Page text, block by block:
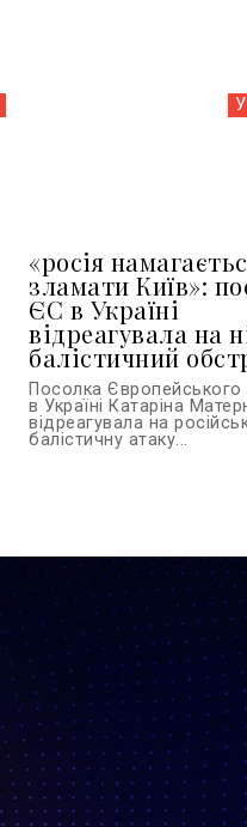
«росія
зламати Київ»:
ЄС в Україні
відреагувала на
балістичний
Посолка
в Україні Катаріна
відреагувала на
балістичну атаку...